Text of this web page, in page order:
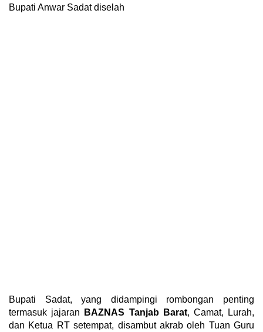
Bupati Anwar Sadat diselah
Bupati Sadat, yang didampingi rombongan penting
termasuk jajaran
BAZNAS Tanjab Barat, Camat, Lurah,
dan Ketua RT setempat, disambut akrab oleh Tuan Guru